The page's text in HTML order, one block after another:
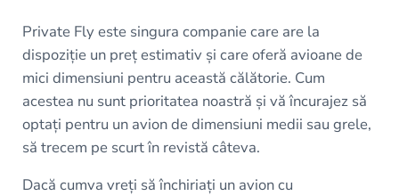
Private Fly este singura companie care are la
dispoziție un preț estimativ și care oferă avioane de
mici dimensiuni pentru această călătorie. Cum
acestea nu sunt prioritatea noastră și vă încurajez să
optați pentru un avion de dimensiuni medii sau grele,
să trecem pe scurt în revistă câteva.
Dacă cumva vreți să închiriați un avion cu